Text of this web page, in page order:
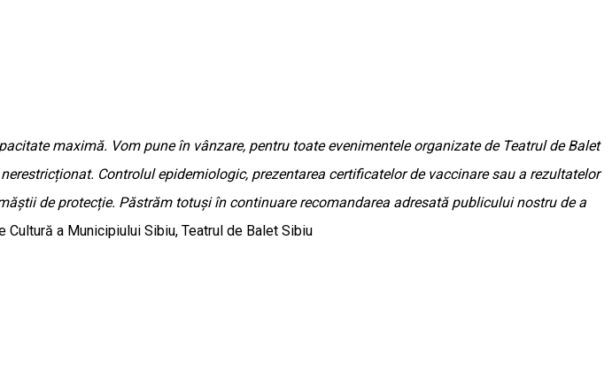
maximă. Vom pune în vânzare, pentru toate evenimentele organizate de Teatrul de Balet
Controlul epidemiologic, prezentarea certificatelor de vaccinare sau a rezultatelor
de protecție. Păstrăm totuși în continuare recomandarea adresată publicului nostru de a
Cultură a Municipiului Sibiu, Teatrul de Balet Sibiu